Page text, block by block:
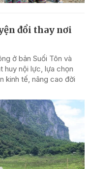
đổi thay nơi
ở bản Suối Tôn và
huy nội lực, lựa chọn
kinh tế, nâng cao đời